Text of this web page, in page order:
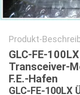
Produkt-
GLC-FE-
Transceiver-
F.E.-Hafen
GLC-FE-100LX